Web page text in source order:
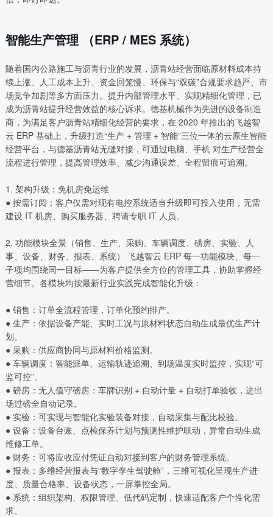
智能生产管理 （ERP / MES 系统）
随着国内公路施工与沥青行业的发展，沥青站经营面临原材料成本持
续上涨、人工成本上升、资金回笼慢、环保与“双碳”合规要求趋严、市
场竞争加剧等多方面压力。提升内部管理水平、实现精细化管理，已
成为沥青站提升经营效益的核心诉求。德基机械作为先进的设备制造
商，为满足客户沥青站精细化经营的要求，在 2020 年推出的飞越智
云 ERP 基础上，升级打造“生产 + 管理 + 智能”三位一体的云原生智能
经营平台，与德基沥青站无缝对接，可通过电脑、手机 对生产经营全
流程进行管理，提高管理效率、减少沟通误差、全程留痕可追溯。
1. 架构升级：免机房免运维
● 按需订阅：客户仅需对现有电控系统适当升级即可投入使用，无需
建设 IT 机房、购买服务器、聘请专职 IT 人员。
2. 功能模块全景（销售、生产、采购、车辆调度、磅房、实验、人
事、设备、财务、报表、系统） 飞越智云 ERP 每一功能模块、每一
子项均围绕同一目标——为客户提供全方位的管理工具，协助掌握经
营细节。各模块均按最新行业实践完成智能化升级：
● 销售：订单全流程管理，订单化预约排产。
● 生产：依据设备产能、实时工况与原材料状态自动生成最优生产计
划。
● 采购：供应商协同与原材料价格监测。
● 车辆调度：智能派单、运输轨迹追溯、到场温度实时监控，实现“可
监可控”。
● 磅房：无人值守磅房：车牌识别 + 自动计量 + 自动打单验收，进出
场过磅全自动记录。
● 实验：可实现与智能化实验装备对接，自动采集与配比校验。
● 设备：设备台账、点检保养计划与预测性维护联动，异常自动生成
维修工单。
● 财务：可将应收应付凭证自动对接到客户的财务管理系统。
● 报表：多维经营报表与“数字孪生驾驶舱”，三维可视化呈现生产进
度、质量合格率、设备状态，一屏掌控全局。
● 系统：组织架构、权限管理、低代码定制，快速适配客户个性化需
求。